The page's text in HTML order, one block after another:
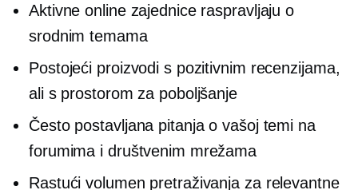
Aktivne online zajednice raspravljaju o
srodnim temama
Postojeći proizvodi s pozitivnim recenzijama,
ali s prostorom za poboljšanje
Često postavljana pitanja o vašoj temi na
forumima i društvenim mrežama
Rastući volumen pretraživanja za relevantne